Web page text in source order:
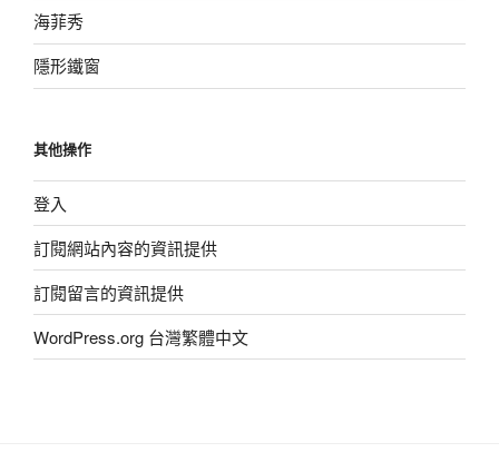
海菲秀
隱形鐵窗
其他操作
登入
訂閱網站內容的資訊提供
訂閱留言的資訊提供
WordPress.org 台灣繁體中文